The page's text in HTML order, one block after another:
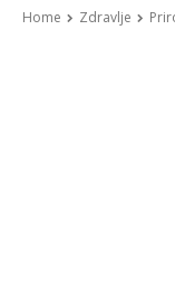
Home Zdravlje